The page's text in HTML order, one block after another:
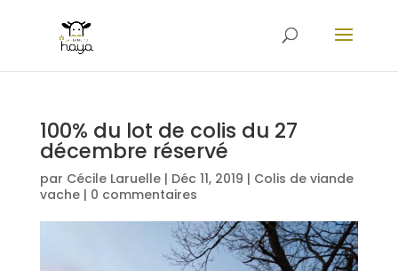
100% du lot de colis du 27
décembre réservé
par Cécile Laruelle| Déc 11, 2019 | Colis de viande
vache| 0 commentaires